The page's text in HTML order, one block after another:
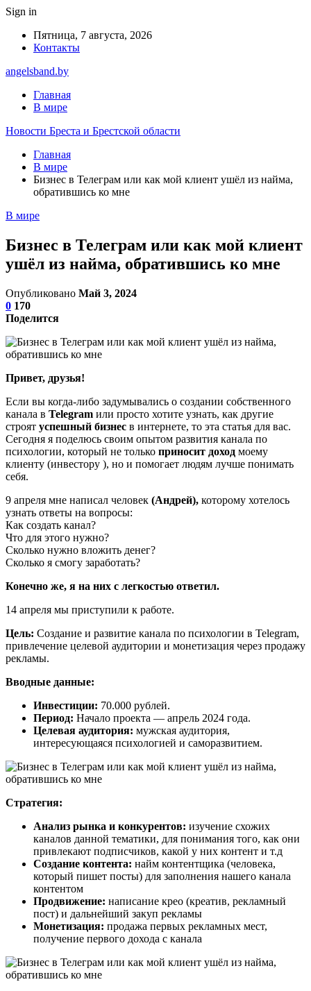
Sign in
Пятница, 7 августа, 2026
Контакты
angelsband.by
Главная
В мире
Новости Бреста и Брестской области
Главная
В мире
Бизнес в Телеграм или как мой клиент ушёл из найма,
обратившись ко мне
В мире
Бизнес в Телеграм или как мой клиент
ушёл из найма, обратившись ко мне
Опубликовано Май 3, 2024
0 170
Поделится
Привет, друзья!
Если вы когда-либо задумывались о создании собственного
канала в Telegram или просто хотите узнать, как другие
строят успешный бизнес в интернете, то эта статья для вас.
Сегодня я поделюсь своим опытом развития канала по
психологии, который не только приносит доход моему
клиенту (инвестору ), но и помогает людям лучше понимать
себя.
9 апреля мне написал человек (Андрей), которому хотелось
узнать ответы на вопросы:
Как создать канал?
Что для этого нужно?
Сколько нужно вложить денег?
Сколько я смогу заработать?
Конечно же, я на них с легкостью ответил.
14 апреля мы приступили к работе.
Цель: Создание и развитие канала по психологии в Telegram,
привлечение целевой аудитории и монетизация через продажу
рекламы.
Вводные данные:
Инвестиции: 70.000 рублей.
Период: Начало проекта — апрель 2024 года.
Целевая аудитория: мужская аудитория,
интересующаяся психологией и саморазвитием.
Стратегия:
Анализ рынка и конкурентов: изучение схожих
каналов данной тематики, для понимания того, как они
привлекают подписчиков, какой у них контент и т.д
Создание контента: найм контентщика (человека,
который пишет посты) для заполнения нашего канала
контентом
Продвижение: написание крео (креатив, рекламный
пост) и дальнейший закуп рекламы
Монетизация: продажа первых рекламных мест,
получение первого дохода с канала